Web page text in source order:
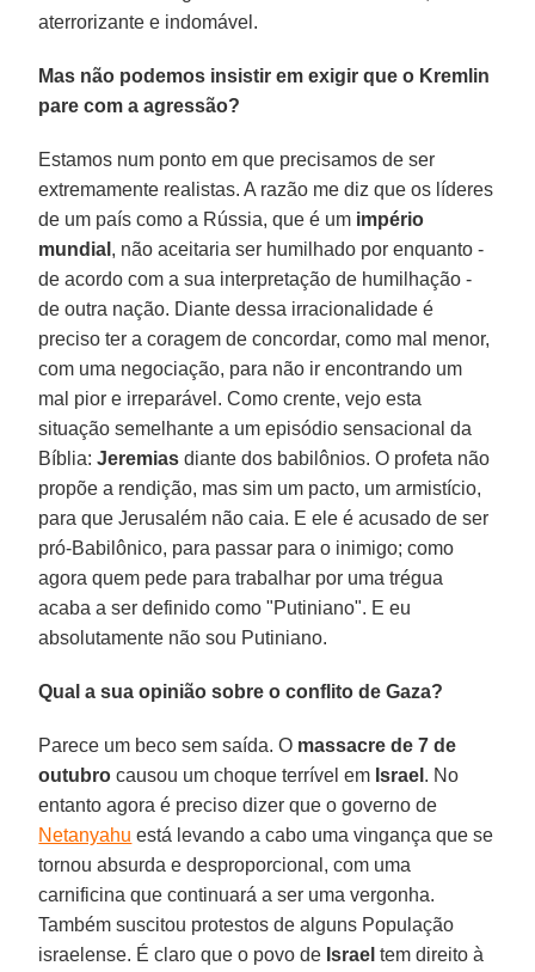
aterrorizante e indomável.
Mas não podemos insistir em exigir que o Kremlin
pare com a agressão?
Estamos num ponto em que precisamos de ser
extremamente realistas. A razão me diz que os líderes
de um país como a Rússia, que é um império
mundial , não aceitaria ser humilhado por enquanto -
de acordo com a sua interpretação de humilhação -
de outra nação. Diante dessa irracionalidade é
preciso ter a coragem de concordar, como mal menor,
com uma negociação, para não ir encontrando um
mal pior e irreparável. Como crente, vejo esta
situação semelhante a um episódio sensacional da
Bíblia:Jeremias diante dos babilônios. O profeta não
propõe a rendição, mas sim um pacto, um armistício,
para que Jerusalém não caia. E ele é acusado de ser
pró-Babilônico, para passar para o inimigo; como
agora quem pede para trabalhar por uma trégua
acaba a ser definido como "Putiniano". E eu
absolutamente não sou Putiniano.
Qual a sua opinião sobre o conflito de Gaza?
Parece um beco sem saída. O massacre de 7 de
outubro causou um choque terrível em Israel . No
entanto agora é preciso dizer que o governo de
Netanyahu está levando a cabo uma vingança que se
tornou absurda e desproporcional, com uma
carnificina que continuará a ser uma vergonha.
Também suscitou protestos de alguns População
israelense. É claro que o povo de Israel tem direito à